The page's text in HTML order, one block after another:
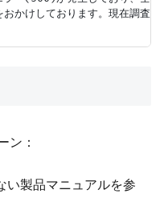
けしております。現在調査中
ン：
い製品マニュアルを参